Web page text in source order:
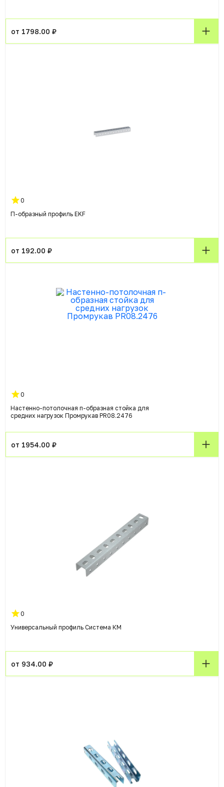
от 1798.00 ₽
0
П-образный профиль EKF
от 192.00 ₽
0
Настенно-потолочная п-образная стойка для
средних нагрузок Промрукав PR08.2476
от 1954.00 ₽
0
Универсальный профиль Система КМ
от 934.00 ₽